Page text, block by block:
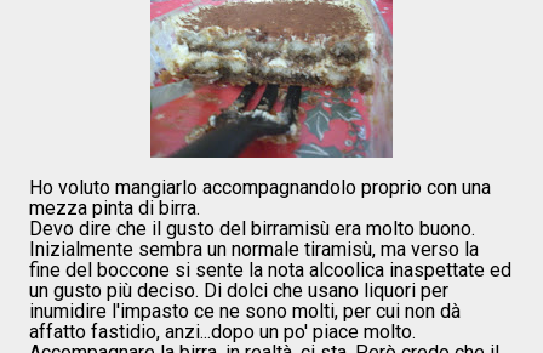
Ho voluto mangiarlo accompagnandolo proprio con una
mezza pinta di birra.
Devo dire che il gusto del birramisù era molto buono.
Inizialmente sembra un normale tiramisù, ma verso la
fine del boccone si sente la nota alcoolica inaspettate ed
un gusto più deciso. Di dolci che usano liquori per
inumidire l'impasto ce ne sono molti, per cui non dà
affatto fastidio, anzi...dopo un po' piace molto.